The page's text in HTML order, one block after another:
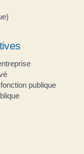
publique